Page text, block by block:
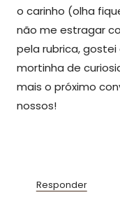
o carinho (olha
não me estragar
pela rubrica,
mortinha de
mais o próximo
nossos!
Responder